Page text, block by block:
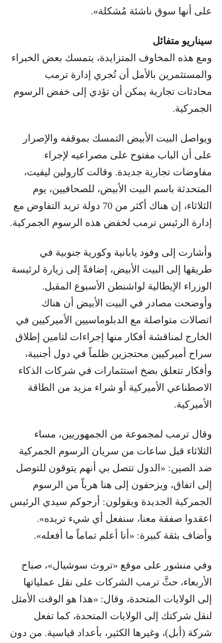
على أنها سوق ناشئة مُشكلة».
سيناريو متفائل
ومع هذه المخاوف المتزايدة، يتمسك بعض الخبراء
والمستثمرين بالأمل أن تُجري إدارة ترمب
محادثات تجارية يمكن أن تؤدي إلى خفض الرسوم
الجمركية.
ويواصل البيت الأبيض التمسك بموقفه والإصرار
على أن الباب مفتوح على مصراعيه لإجراء
مفاوضات تجارية جديدة. وقالت كارولين ليفيت،
المتحدثة باسم البيت الأبيض، للصحافيين، يوم
الثلاثاء، إن هناك أكثر من 70 دولة تريد التفاوض مع
إدارة الرئيس ترمب لخفض هذه الرسوم الجمركية.
وأشارت إلى وفود يابانية وكورية جنوبية في
طريقها إلى البيت الأبيض، إضافةً إلى زيارة لرئيسة
الوزراء الإيطالية لواشنطن الأسبوع المقبل.
وأوضحت مصادر في البيت الأبيض أن هناك
اتصالات متواصلة مع الدبلوماسيين الأميركيين في
الخارج لمناقشة أفكار منها إجراءات لتامين إطلاق
سراح أميركيين محتجزين ظلماً في دول أجنبية،
وأفكار تتعلق بضخ استثمارات في شركات الذكاء
الاصطناعي الأميركية أو شراء مزيد من الطاقة
الأميركية.
وقال ترمب لمجموعة من الجمهوريين، مساء
الثلاثاء قبل ساعات من سريان الرسوم الجمركية
ضد الصين: «الدول تتصل بي أنهم يتوقون للتوصل
إلى اتفاق، ويزحفون إلى هنا هرباً من الرسوم
الجمركية الجديدة ويقولون: أرجوكم سيدي الرئيس
اعقدوا صفقة معنا، سنفعل أي شيء تريده».
وأضاف بثقة كبيرة: «أنا أعلم تماماً ما أفعله».
وفي منشور على موقع «تروث سوشيال»، صباح
الأربعاء، حثَّ ترمب الشركات على نقل عملياتها
إلى الولايات المتحدة، وقال: «هذا هو الوقت الأمثل
لنقل شركتك إلى الولايات المتحدة، كما تفعل
شركة (أبل)، وغيرها الكثير، بأعداد قياسية. من دون